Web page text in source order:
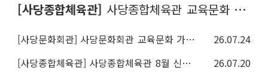
사당종합체육관 사당종합체육관 교육문화 가을학기(9~11월)프로그램 안내
사당문화회관 사당문화회관 교육문화 가을학기(9~11월) 프로그램 안내
26.07.24
사당종합체육관 사당종합체육관 8월 신규프로그램 안내 및 회원모집
26.07.20